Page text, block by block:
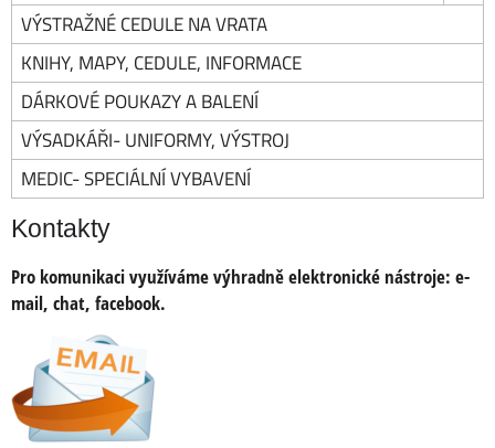
VÝSTRAŽNÉ CEDULE NA VRATA
KNIHY, MAPY, CEDULE, INFORMACE
DÁRKOVÉ POUKAZY A BALENÍ
VÝSADKÁŘI- UNIFORMY, VÝSTROJ
MEDIC- SPECIÁLNÍ VYBAVENÍ
Kontakty
Pro komunikaci využíváme výhradně elektronické nástroje: e-
mail, chat, facebook.